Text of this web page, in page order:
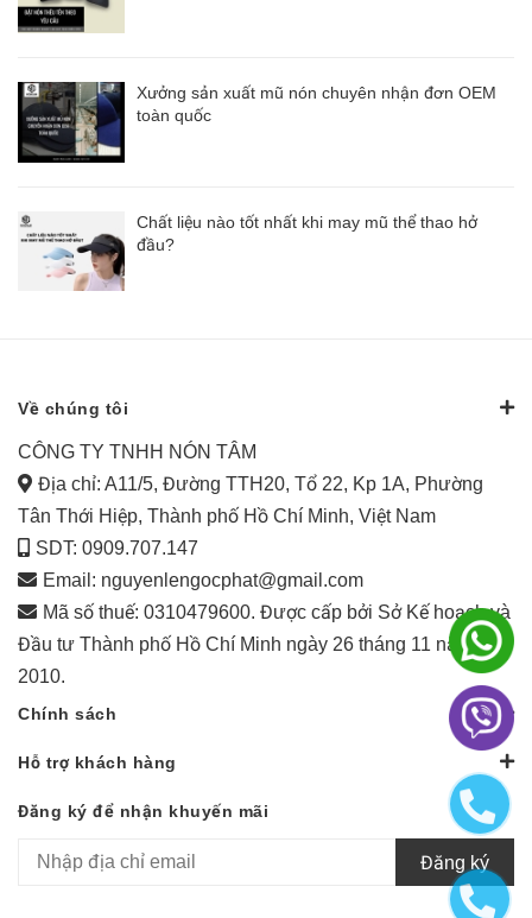
Xưởng sản xuất mũ nón chuyên nhận đơn OEM
toàn quốc
Chất liệu nào tốt nhất khi may mũ thể thao hở
đầu?
Về chúng tôi
CÔNG TY TNHH NÓN TÂM
Địa chỉ: A11/5, Đường TTH20, Tổ 22, Kp 1A, Phường
Tân Thới Hiệp, Thành phố Hồ Chí Minh, Việt Nam
SDT: 0909.707.147
Email: nguyenlengocphat@gmail.com
Mã số thuế: 0310479600. Được cấp bởi Sở Kế hoạch và
Đầu tư Thành phố Hồ Chí Minh ngày 26 tháng 11 năm
2010.
Chính sách
Hỗ trợ khách hàng
Đăng ký để nhận khuyến mãi
Đăng ký